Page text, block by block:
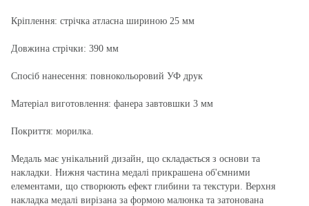
Кріплення: стрічка атласна шириною 25 мм
Довжина стрічки: 390 мм
Спосіб нанесення: повнокольоровий УФ друк
Матеріал виготовлення: фанера завтовшки 3 мм
Покриття: морилка.
Медаль має унікальний дизайн, що складається з основи та
накладки. Нижня частина медалі прикрашена об'ємними
елементами, що створюють ефект глибини та текстури. Верхня
накладка медалі вирізана за формою малюнка та затонована